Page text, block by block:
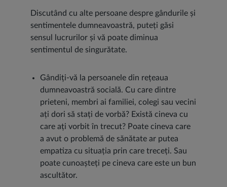
Discutând cu alte persoane despre gândurile și
sentimentele dumneavoastră, puteți găsi
sensul lucrurilor și vă poate diminua
sentimentul de singurătate.
Gândiți-vă la persoanele din rețeaua
dumneavoastră socială. Cu care dintre
prieteni, membri ai familiei, colegi sau vecini
ați dori să stați de vorbă? Există cineva cu
care ați vorbit în trecut? Poate cineva care
a avut o problemă de sănătate ar putea
empatiza cu situația prin care treceți. Sau
poate cunoașteți pe cineva care este un bun
ascultător.